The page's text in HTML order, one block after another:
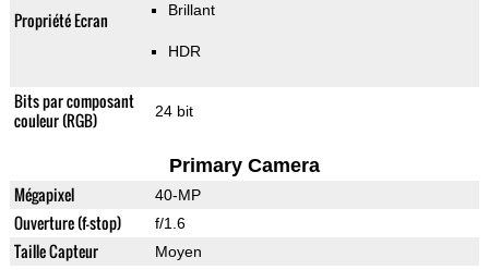
Propriété Ecran Brillant
HDR
Bits par composant
couleur (RGB)
24 bit
Primary Camera
Mégapixel 40-MP
Ouverture (f-stop) f/1.6
Taille Capteur Moyen